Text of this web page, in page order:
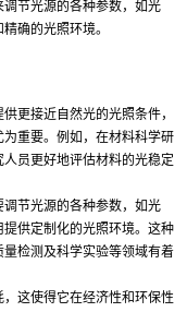
节光源的各种参数，如光
确的光照环境。
更接近自然光的光照条件，
重要。例如，在材料科学研
员更好地评估材料的光稳定
节光源的各种参数，如光
供定制化的光照环境。这种
检测及科学实验等领域有着
这使得它在经济性和环保性